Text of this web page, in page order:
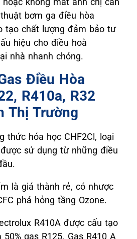
bơm ga điều hòa
tạo chất lượng đảm bảo tư
hiệu cho điều hoà
nhà nhanh chóng.
Điều Hòa
R410a, R32
Thị Trường
thức hóa học CHF2Cl, loại
sử dụng từ những điều
là giá thành rẻ, có nhược
phá hỏng tầng Ozone.
R410A được cấu tạo
50% gas R125. Gas R410 A